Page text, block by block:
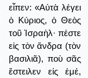
εἶπεν: «Αὐτὰ λέγει
ὁ Κύριος, ὁ Θεὸς
τοῦ Ἰσραὴλ· πέστε
εἰς τὸν ἄνδρα (τὸν
βασιλιᾶ), ποὺ σᾶς
ἔστειλεν εἰς ἐμέ,